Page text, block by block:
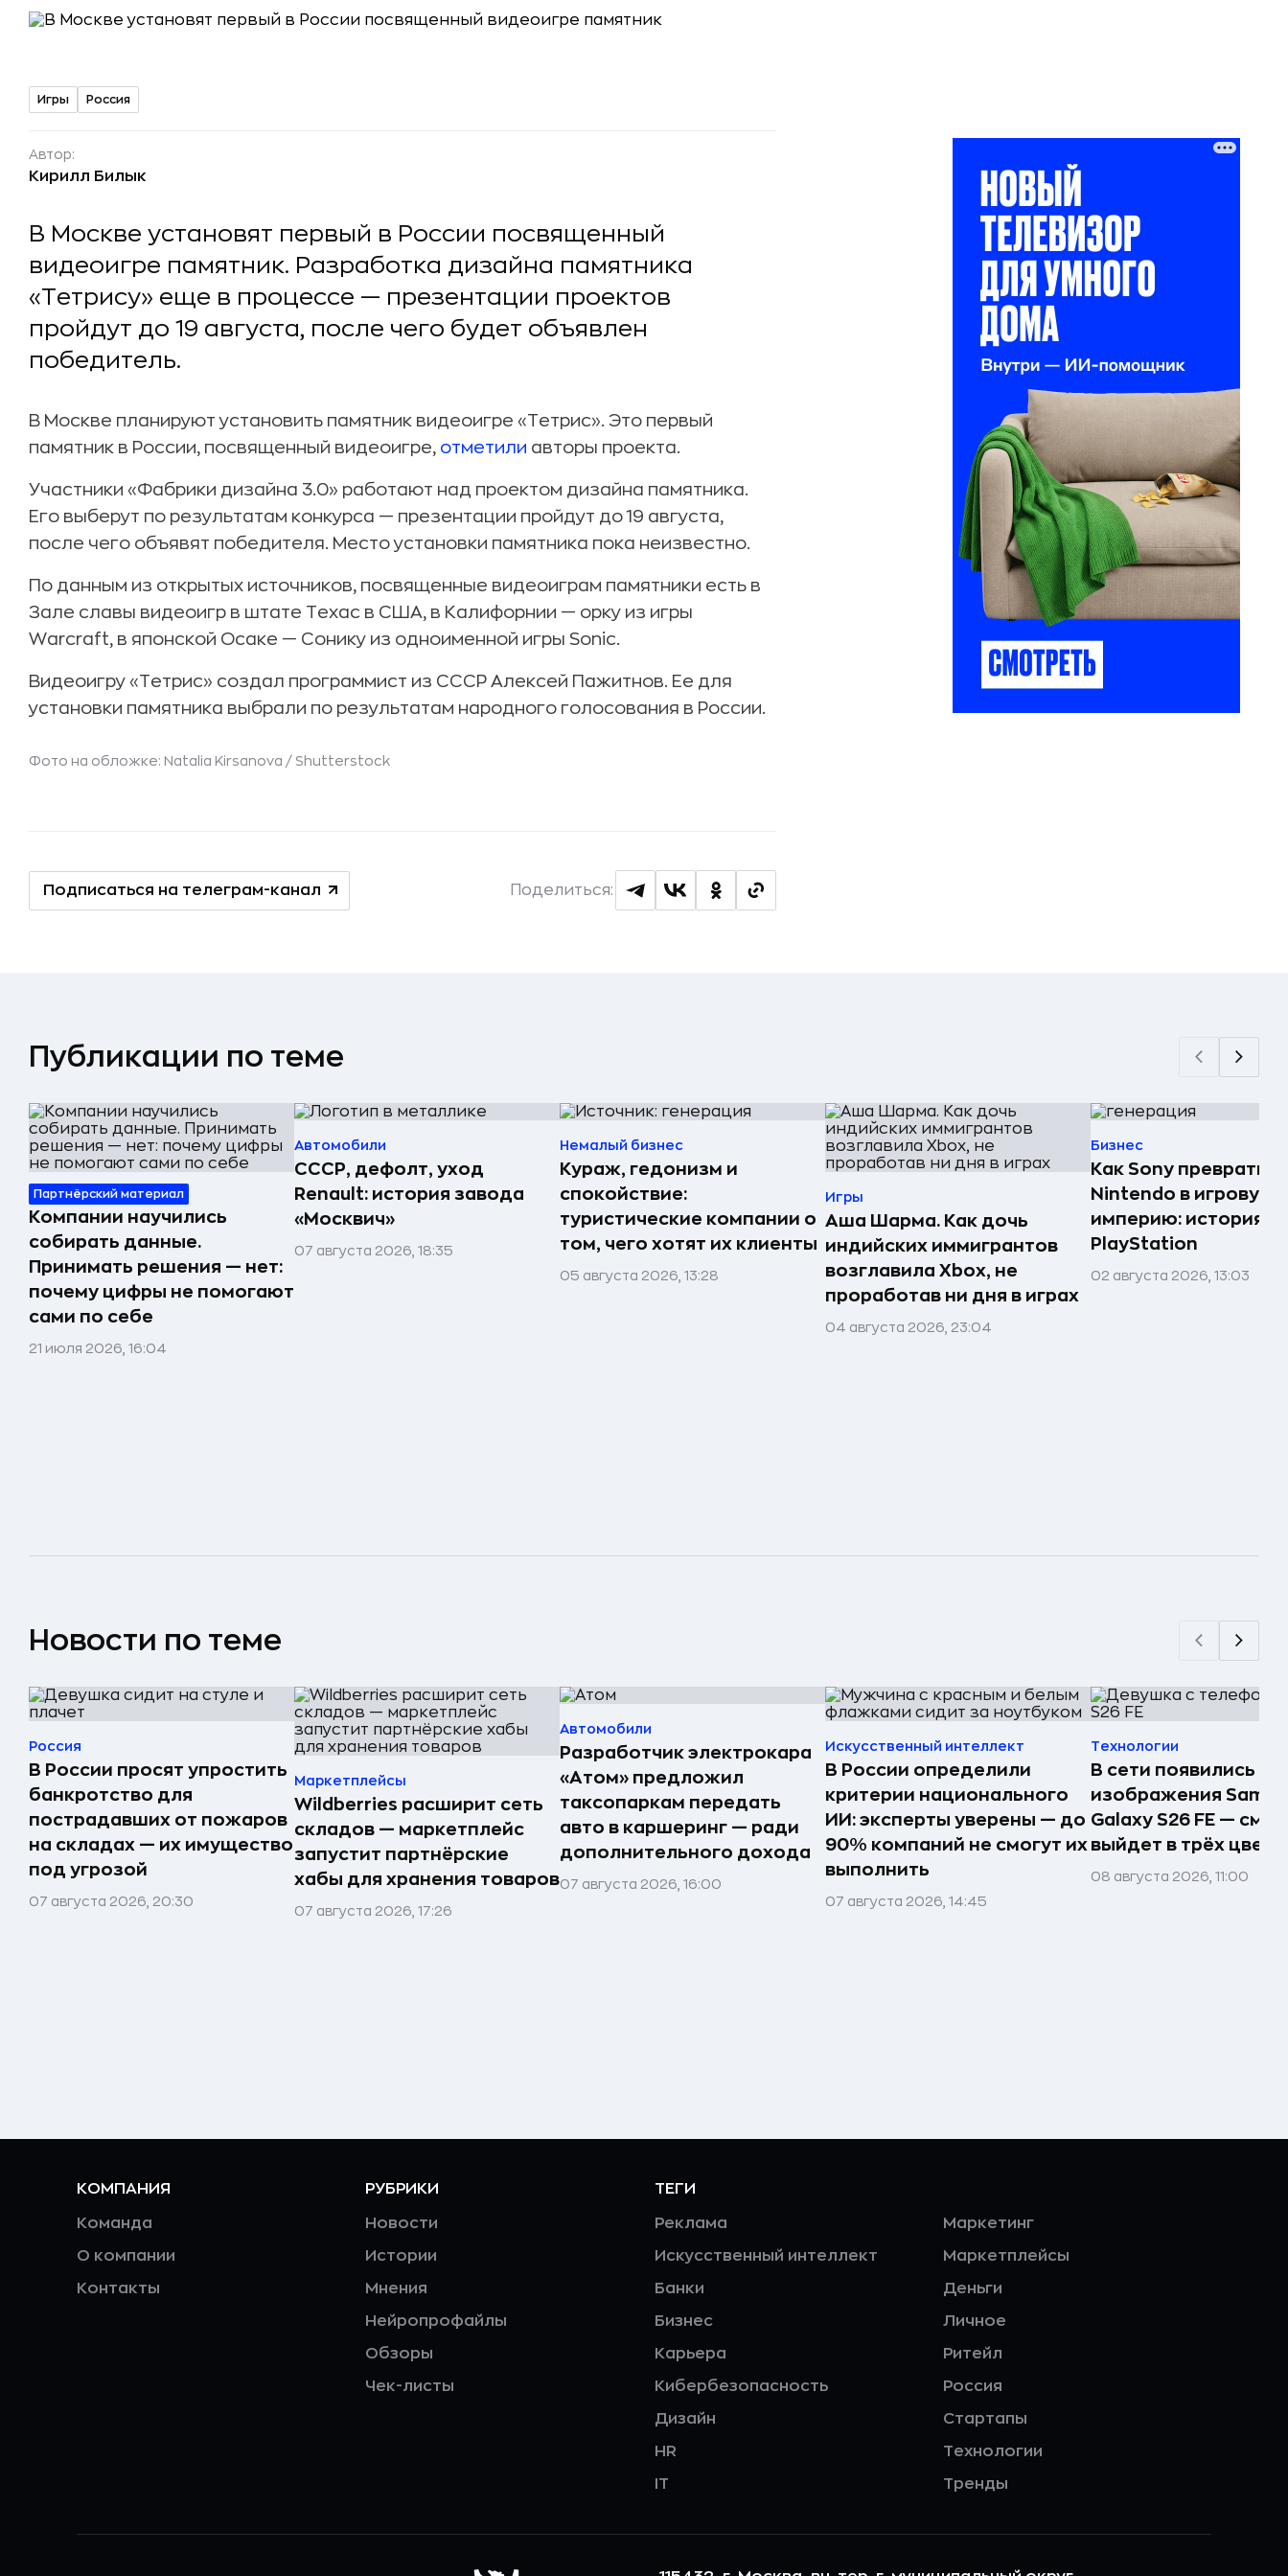
Игры Россия
Автор:
Кирилл Билык
В Москве установят первый в России посвященный
видеоигре памятник. Разработка дизайна памятника
«Тетрису» еще в процессе — презентации проектов
пройдут до 19 августа, после чего будет объявлен
победитель.
В Москве планируют установить памятник видеоигре «Тетрис». Это первый
памятник в России, посвященный видеоигре, отметили авторы проекта.
Участники «Фабрики дизайна 3.0» работают над проектом дизайна памятника.
Его выберут по результатам конкурса — презентации пройдут до 19 августа,
после чего объявят победителя. Место установки памятника пока неизвестно.
По данным из открытых источников, посвященные видеоиграм памятники есть в
Зале славы видеоигр в штате Техас в США, в Калифорнии — орку из игры
Warcraft, в японской Осаке — Сонику из одноименной игры Sonic.
Видеоигру «Тетрис» создал программист из СССР Алексей Пажитнов. Ее для
установки памятника выбрали по результатам народного голосования в России.
Фото на обложке: Natalia Kirsanova / Shutterstock
Подписаться на телеграм-канал Поделиться:
Публикации по теме
Партнёрский материал
Компании научились
собирать данные.
Принимать решения — нет:
почему цифры не помогают
сами по себе
21 июля 2026, 16:04
Автомобили
СССР, дефолт, уход
Renault: история завода
«Москвич»
07 августа 2026, 18:35
Немалый бизнес
Кураж, гедонизм и
спокойствие:
туристические компании о
том, чего хотят их клиенты
05 августа 2026, 13:28
Игры
Аша Шарма. Как дочь
индийских иммигрантов
возглавила Xbox, не
проработав ни дня в играх
04 августа 2026, 23:04
Бизнес
Как Sony
Nintendo в игровую
империю: история
PlayStation
02 августа 2026, 13:03
Новости по теме
Россия
В России просят упростить
банкротство для
пострадавших от пожаров
на складах — их имущество
под угрозой
07 августа 2026, 20:30
Маркетплейсы
Wildberries расширит сеть
складов — маркетплейс
запустит партнёрские
хабы для хранения товаров
07 августа 2026, 17:26
Автомобили
Разработчик электрокара
«Атом» предложил
таксопаркам передать
авто в каршеринг — ради
дополнительного дохода
07 августа 2026, 16:00
Искусственный интеллект
В России определили
критерии национального
ИИ: эксперты уверены — до
90% компаний не смогут их
выполнить
07 августа 2026, 14:45
Технологии
В сети появились
изображения
Galaxy S26 FE —
выйдет в трёх
08 августа 2026, 11:00
КОМПАНИЯ
Команда
О компании
Контакты
РУБРИКИ
Новости
Истории
Мнения
Нейропрофайлы
Обзоры
Чек-листы
ТЕГИ
Реклама
Искусственный интеллект
Банки
Бизнес
Карьера
Кибербезопасность
Дизайн
HR
IT
Маркетинг
Маркетплейсы
Деньги
Личное
Ритейл
Россия
Стартапы
Технологии
Тренды